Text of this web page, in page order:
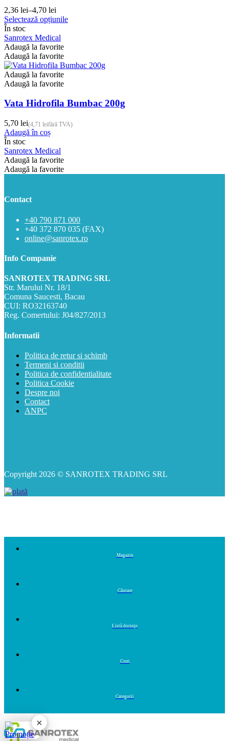
2,36 lei–4,70 lei
Interval
de
prețuri:
2,36 lei
până
la
4,70 lei
Selectează opțiunileAcest
variații.
alese
pagina
produsului.
În stoc
Sanrotex Medical
Adaugă la favorite
Adaugă la favorite
Adaugă la favorite
Adaugă la favorite
Vata Hidrofila Bumbac 200g
5,70 lei(4,71 leifără TVA)
Adaugă în coș
În stoc
Sanrotex Medical
Adaugă la favorite
Adaugă la favorite
Contact
+40 790 871 000
+40 372 870 035 (FAX)
online@sanrotex.ro
Info Companie
SANROTEX TRADING SRL
Str. Marului Nr. 18/1
Comuna Saucesti, Bacau
CUI: RO32163740
Reg. Comertului: J04/827/2013
Informatii
Politica de retur si schimb
Termeni si conditii
Politica de confidentialitate
Politica Cookie
Despre noi
Contact
ANPC
Copyright 2026 © SANROTEX TRADING SRL
×